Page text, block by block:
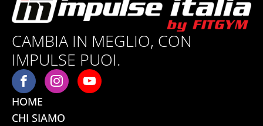
CAMBIA IN MEGLIO, CON
IMPULSE PUOI.
HOME
CHI SIAMO